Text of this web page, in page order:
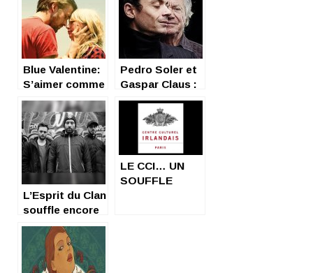
Blue Valentine:
S’aimer comme
on se retrouve,
comme on se
quitte.
Pedro Soler et
Gaspar Claus :
le vent nu et
L’Esprit du Clan
souffle encore
LE CCI… UN
SOUFFLE